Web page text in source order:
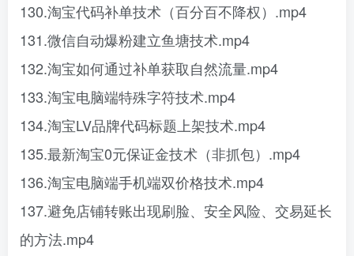
130.淘宝代码补单技术（百分百不降权）.mp4
131.微信自动爆粉建立鱼塘技术.mp4
132.淘宝如何通过补单获取自然流量.mp4
133.淘宝电脑端特殊字符技术.mp4
134.淘宝LV品牌代码标题上架技术.mp4
135.最新淘宝0元保证金技术（非抓包）.mp4
136.淘宝电脑端手机端双价格技术.mp4
137.避免店铺转账出现刷脸、安全风险、交易延长
的方法.mp4